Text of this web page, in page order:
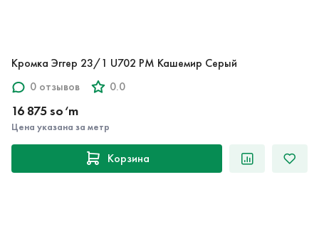
Кромка Эггер 23/1 U702 PM Кашемир Серый
0 отзывов
0.0
16 875 so‘m
Цена указана за метр
Корзина